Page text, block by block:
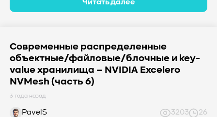
Читать далее
Современные распределенные
объектные/файловые/блочные и key-
value хранилища – NVIDIA Excelero
NVMesh (часть 6)
3 года назад
PavelS 3203 26